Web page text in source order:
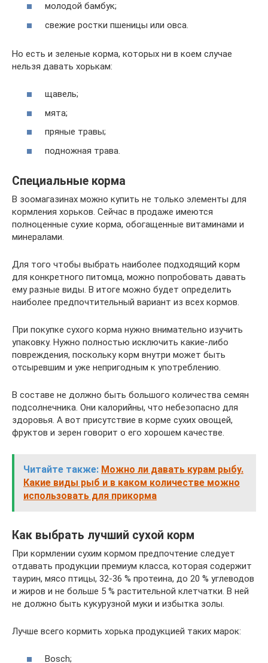
молодой бамбук;
свежие ростки пшеницы или овса.
Но есть и зеленые корма, которых ни в коем случае
нельзя давать хорькам:
щавель;
мята;
пряные травы;
подножная трава.
Специальные корма
В зоомагазинах можно купить не только элементы для
кормления хорьков. Сейчас в продаже имеются
полноценные сухие корма, обогащенные витаминами и
минералами.
Для того чтобы выбрать наиболее подходящий корм
для конкретного питомца, можно попробовать давать
ему разные виды. В итоге можно будет определить
наиболее предпочтительный вариант из всех кормов.
При покупке сухого корма нужно внимательно изучить
упаковку. Нужно полностью исключить какие-либо
повреждения, поскольку корм внутри может быть
отсыревшим и уже непригодным к употреблению.
В составе не должно быть большого количества семян
подсолнечника. Они калорийны, что небезопасно для
здоровья. А вот присутствие в корме сухих овощей,
фруктов и зерен говорит о его хорошем качестве.
Читайте также: Можно ли давать курам рыбу.
Какие виды рыб и в каком количестве можно
использовать для прикорма
Как выбрать лучший сухой корм
При кормлении сухим кормом предпочтение следует
отдавать продукции премиум класса, которая содержит
таурин, мясо птицы, 32-36 % протеина, до 20 % углеводов
и жиров и не больше 5 % растительной клетчатки. В ней
не должно быть кукурузной муки и избытка золы.
Лучше всего кормить хорька продукцией таких марок:
Bosch;